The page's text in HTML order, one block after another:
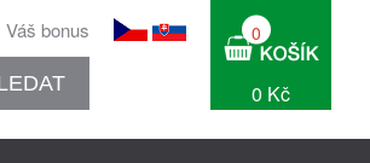
Váš bonus 0
0 Kč